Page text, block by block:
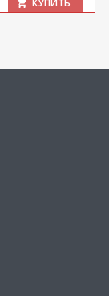
КУПИТЬ